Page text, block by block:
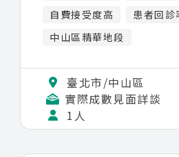
遇到複雜案例，有多專科同
診；院內亦有固定的案例討
療的實際操刀機會，讓臨床
誠徵一位願意長期穩定合作
GP 醫師加入我們。
自費接受度高
患者回診
中山區精華地段
臺北市/中山區
實際成數見面詳談
1人